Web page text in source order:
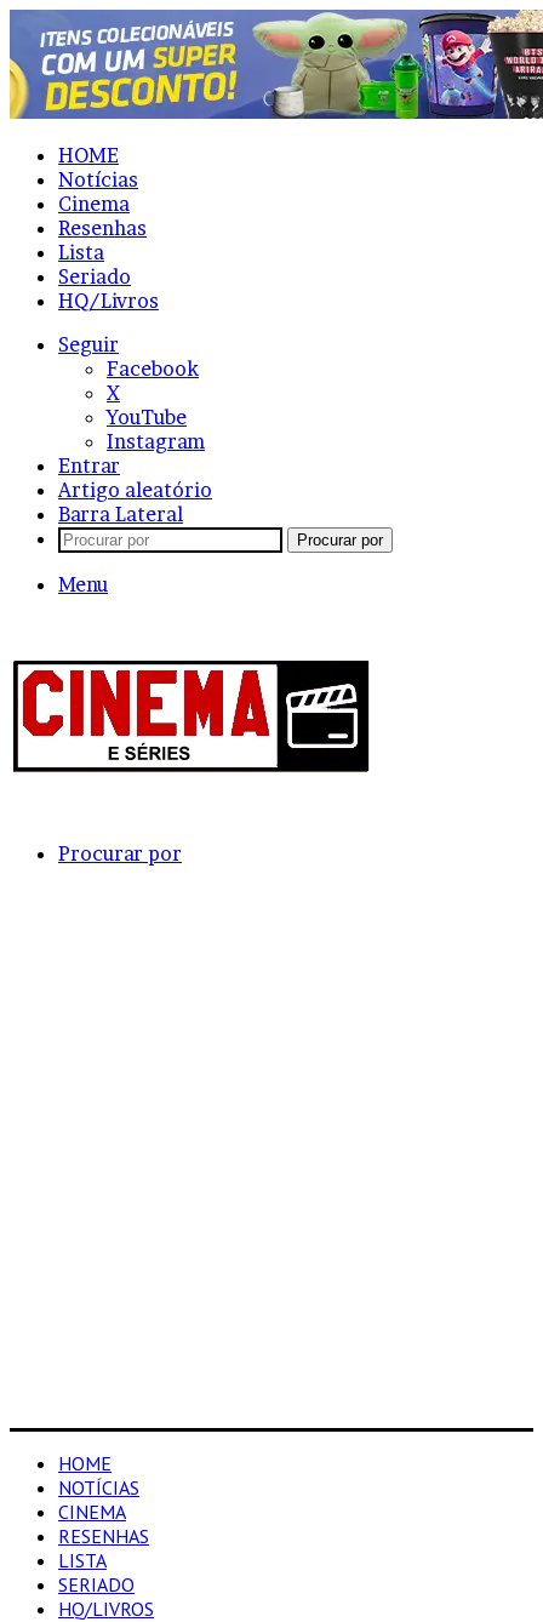
HOME
Notícias
Cinema
Resenhas
Lista
Seriado
HQ/Livros
Seguir
Facebook
X
YouTube
Instagram
Entrar
Artigo aleatório
Barra Lateral
Procurar por
Menu
Procurar por
HOME
NOTÍCIAS
CINEMA
RESENHAS
LISTA
SERIADO
HQ/LIVROS